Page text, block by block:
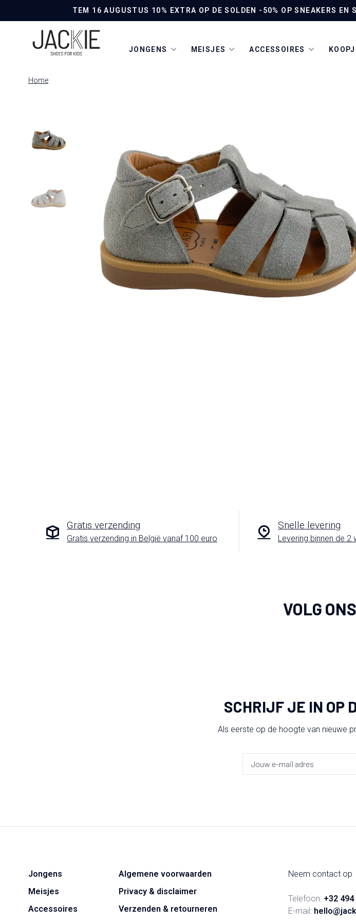
TEM 16 AUGUSTUS 10% EXTRA OP DE SOLDEN -50% OP SNEAKERS
JONGENS MEISJES ACCESSOIRES
Home
Gratis verzending
Gratis verzending in België vanaf 100 euro
Snelle levering
Levering binnen de 2
VOLG ONS
SCHRIJF JE IN OP
Als eerste op de hoogte van nieuwe
Jongens
Meisjes
Accessoires
Algemene voorwaarden
Privacy & disclaimer
Verzenden & retourneren
Neem contact op
Telefoon: +32
E-mail: